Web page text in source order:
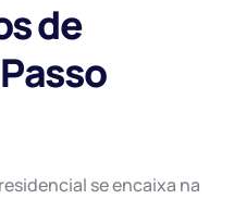
de
se encaixa na